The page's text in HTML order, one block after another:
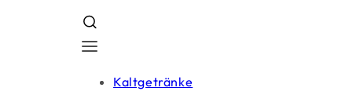
Kaltgetränke